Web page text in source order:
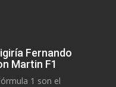
Fernando
Martin F1
1 son el